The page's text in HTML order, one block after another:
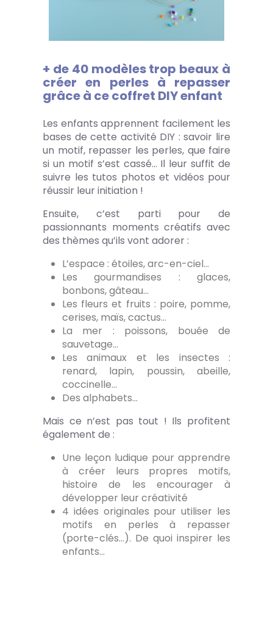
+ de 40 modèles trop beaux à
créer en perles à repasser
grâce à ce coffret DIY enfant
Les enfants apprennent facilement les
bases de cette activité DIY : savoir lire
un motif, repasser les perles, que faire
si un motif s’est cassé… Il leur suffit de
suivre les tutos photos et vidéos pour
réussir leur initiation !
Ensuite, c’est parti pour de
passionnants moments créatifs avec
des thèmes qu’ils vont adorer :
L’espace : étoiles, arc-en-ciel…
Les gourmandises : glaces,
bonbons, gâteau…
Les fleurs et fruits : poire, pomme,
cerises, maïs, cactus…
La mer : poissons, bouée de
sauvetage…
Les animaux et les insectes :
renard, lapin, poussin, abeille,
coccinelle...
Des alphabets…
Mais ce n’est pas tout ! Ils profitent
également de :
Une leçon ludique pour apprendre
à créer leurs propres motifs,
histoire de les encourager à
développer leur créativité
4 idées originales pour utiliser les
motifs en perles à repasser
(porte-clés…). De quoi inspirer les
enfants…